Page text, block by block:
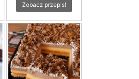
Zobacz przepis!